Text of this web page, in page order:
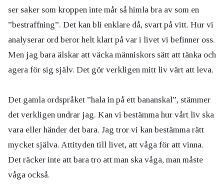
ser saker som kroppen inte mår så himla bra av som en
”bestraffning”. Det kan bli enklare då, svart på vitt. Hur vi
analyserar ord beror helt klart på var i livet vi befinner oss.
Men jag bara älskar att väcka människors sätt att tänka och
agera för sig själv. Det gör verkligen mitt liv värt att leva.
Det gamla ordspråket ”hala in på ett bananskal”, stämmer
det verkligen undrar jag. Kan vi bestämma hur vårt liv ska
vara eller händer det bara. Jag tror vi kan bestämma rätt
mycket själva. Attityden till livet, att våga för att vinna.
Det räcker inte att bara tro att man ska våga, man måste
våga också.